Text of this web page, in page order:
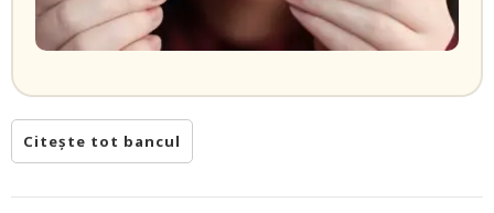
Citește tot bancul